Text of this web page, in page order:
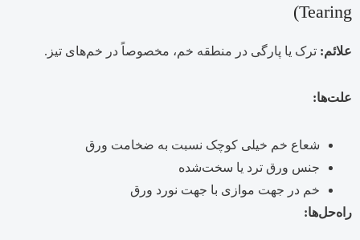
Tearing)
علائم: ترک یا پارگی در منطقه خم، مخصوصاً در خم‌های تیز.
علت‌ها:
شعاع خم خیلی کوچک نسبت به ضخامت ورق
جنس ورق ترد یا سخت‌شده
خم در جهت موازی با جهت نورد ورق
راه‌حل‌ها: